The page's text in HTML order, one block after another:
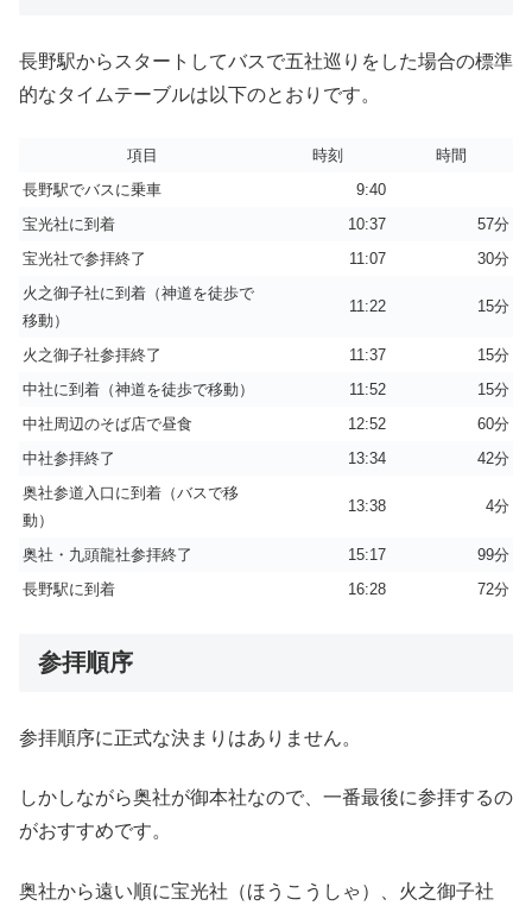
長野駅からスタートしてバスで五社巡りをした場合の標準
的なタイムテーブルは以下のとおりです。
項目 時刻
時間
長野駅でバスに乗車
9:40
宝光社に到着
10:37
57分
宝光社で参拝終了
11:07
30分
火之御子社に到着（神道を徒歩で
移動）
11:22 15分
火之御子社参拝終了 11:37
15分
中社に到着（神道を徒歩で移動）
11:52
15分
中社周辺のそば店で昼食
12:52
60分
中社参拝終了
13:34
42分
奥社参道入口に到着（バスで移
動）
13:38 4分
奥社・九頭龍社参拝終了 15:17
99分
長野駅に到着
16:28 72分
参拝順序
参拝順序に正式な決まりはありません。
しかしながら奥社が御本社なので、一番最後に参拝するの
がおすすめです。
奥社から遠い順に宝光社（ほうこうしゃ）、火之御子社